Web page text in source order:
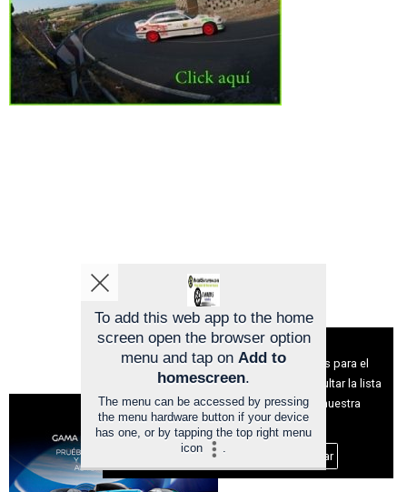
Aviso sobre el Uso de cookies:
Utilizamos cookies nuestras y de terceros para el
funcionamiento del digital. Puedes consultar la lista
de cookies y como desconectarlas.Ver nuestra
Política de Privacidad y Cookies
Aceptar Cookies Personalizar
To add this web app to the home
screen open the browser option
menu and tap on Add to
homescreen.
The menu can be accessed by pressing
the menu hardware button if your device
has one, or by tapping the top right menu
icon
.